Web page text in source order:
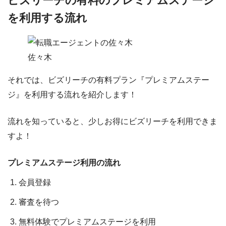
を利用する流れ
佐々木
それでは、
ビズリーチの有料プラン『プレミアムステー
ジ』を利用する流れを紹介します！
流れを知っていると、少しお得にビズリーチを利用できま
すよ！
プレミアムステージ利用の流れ
会員登録
審査を待つ
無料体験でプレミアムステージを利用